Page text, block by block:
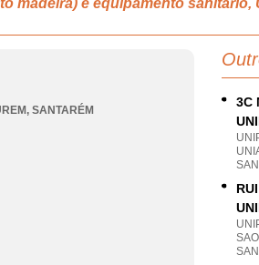
e equipamento sanitário,
, SANTARÉM
3C